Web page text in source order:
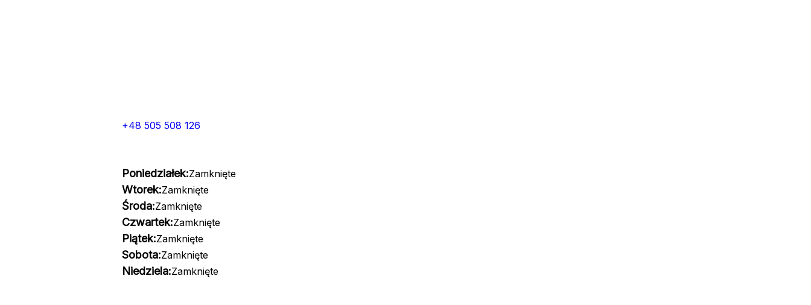
+48 505 508 126
Poniedziałek:Zamknięte
Wtorek:Zamknięte
Środa:Zamknięte
Czwartek:Zamknięte
Piątek:Zamknięte
Sobota:Zamknięte
Niedziela:Zamknięte